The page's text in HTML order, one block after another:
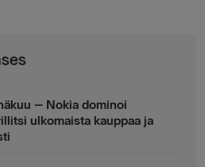
– Nokia dominoi
ulkomaista kauppaa ja